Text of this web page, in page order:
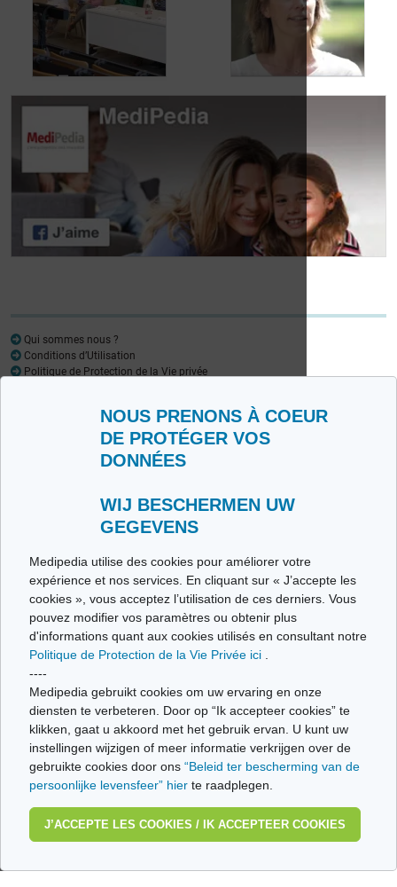
NOUS PRENONS À COEUR
DE PROTÉGER VOS
DONNÉES
WIJ BESCHERMEN UW
GEGEVENS
Medipedia utilise des cookies pour améliorer votre
expérience et nos services. En cliquant sur « J’accepte les
cookies », vous acceptez l’utilisation de ces derniers. Vous
pouvez modifier vos paramètres ou obtenir plus
d'informations quant aux cookies utilisés en consultant notre
Politique de Protection de la Vie Privée ici
----
Medipedia gebruikt cookies om uw ervaring en onze
diensten te verbeteren. Door op “Ik accepteer cookies” te
klikken, gaat u akkoord met het gebruik ervan. U kunt uw
instellingen wijzigen of meer informatie verkrijgen over de
gebruikte cookies door ons “Beleid ter bescherming van de
persoonlijke levensfeer” hier te raadplegen.
J’ACCEPTE LES COOKIES / IK ACCEPTEER COOKIES
Carole, 55 ans, a
aux fuites urinaires
profite de la vie
malgré les fuites
urinaires
Journée des
patients atteints de
lymphome:
Mariangela Fiorente,
ALWB
patients atteints de
lymphome: Pr
Virginie De Wilde
Qui sommes nous ?
Conditions d’Utilisation
Politique de Protection de la Vie privée
Toutes les thématiques
Ce site respecte les principes de la charte HON Code.
© Vivio sa, 2014-2026 - Tous droits réservés | Avenue Gustave Demeylaan 57 -
1160 Brussels